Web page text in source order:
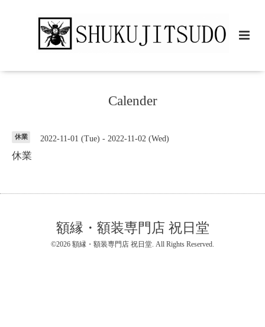
Calender
休業 2022-11-01 (Tue) - 2022-11-02 (Wed)
休業
額縁・額装専門店 祝日堂
©2026 額縁・額装専門店 祝日堂 . All Rights Reserved.